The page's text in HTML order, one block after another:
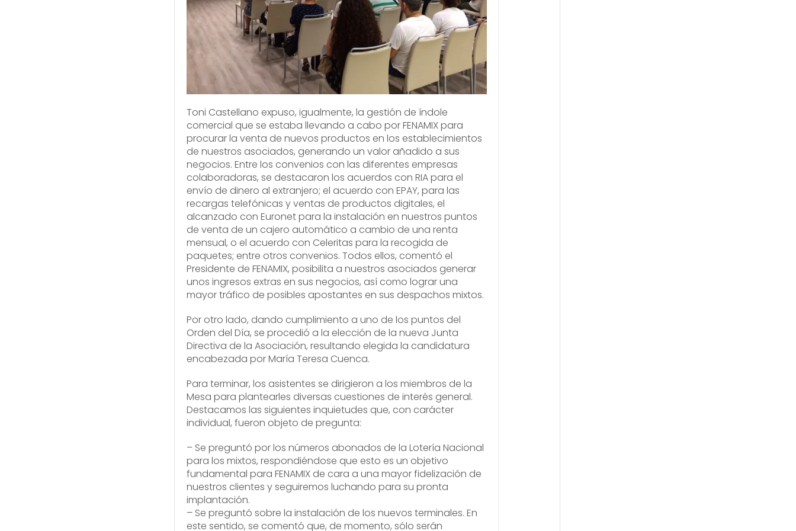
Toni Castellano expuso, igualmente, la gestión de índole
comercial que se estaba llevando a cabo por FENAMIX para
procurar la venta de nuevos productos en los establecimientos
de nuestros asociados, generando un valor añadido a sus
negocios. Entre los convenios con las diferentes empresas
colaboradoras, se destacaron los acuerdos con RIA para el
envío de dinero al extranjero; el acuerdo con EPAY, para las
recargas telefónicas y ventas de productos digitales, el
alcanzado con Euronet para la instalación en nuestros puntos
de venta de un cajero automático a cambio de una renta
mensual, o el acuerdo con Celeritas para la recogida de
paquetes; entre otros convenios. Todos ellos, comentó el
Presidente de FENAMIX, posibilita a nuestros asociados generar
unos ingresos extras en sus negocios, así como lograr una
mayor tráfico de posibles apostantes en sus despachos mixtos.
Por otro lado, dando cumplimiento a uno de los puntos del
Orden del Día, se procedió a la elección de la nueva Junta
Directiva de la Asociación, resultando elegida la candidatura
encabezada por María Teresa Cuenca.
Para terminar, los asistentes se dirigieron a los miembros de la
Mesa para plantearles diversas cuestiones de interés general.
Destacamos las siguientes inquietudes que, con carácter
individual, fueron objeto de pregunta:
– Se preguntó por los números abonados de la Lotería Nacional
para los mixtos, respondiéndose que esto es un objetivo
fundamental para FENAMIX de cara a una mayor fidelización de
nuestros clientes y seguiremos luchando para su pronta
implantación.
– Se preguntó sobre la instalación de los nuevos terminales. En
este sentido, se comentó que, de momento, sólo serán